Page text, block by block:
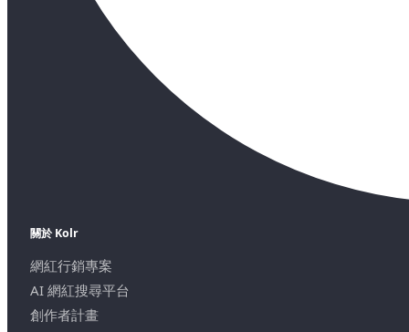
關於 Kolr
網紅行銷專案
AI 網紅搜尋平台
創作者計畫